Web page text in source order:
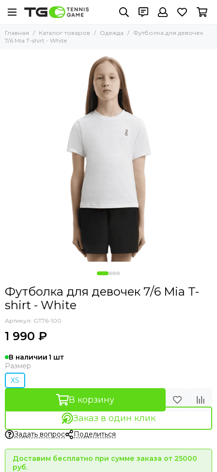
Главная Каталог товаров Одежда
Футболка для девочек
7/6 Mia T-shirt - White
Футболка для девочек 7/6 Mia T-
shirt - White
Артикул: GT76-100
1 990 ₽
В наличии 1
Размер
XS
В корзину
Заказ в один клик
Задать вопрос Поделиться
Доставим бесплатно при сумме заказа от 25000
руб.